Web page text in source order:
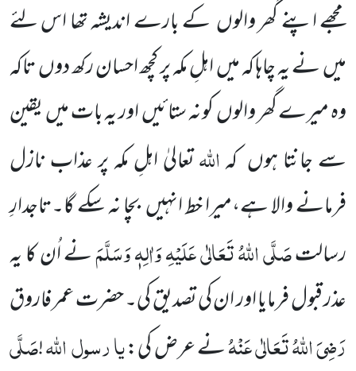
مجھے اپنے گھر والوںکے بارے اندیشہ تھا اس لئے
میںنے یہ چاہا کہ میںاہلِ مکہ پرکچھ احسان رکھ دوںتاکہ
وہ میرے گھر والوںکو نہ ستائیںاور یہ بات میںیقین
سے جانتا ہوںکہاللّٰہتعالیٰ اہلِ مکہ پرعذاب نازل
فرمانےوالا ہے،میرا خط انہیںبچا نہ سکے گا۔تاجدارِ
رسالتصَلَّی اللّٰہُ تَعَالٰی عَلَیْہِ وَاٰلِہٖ وَسَلَّمَنے اُن کا یہ
عذرقبول فرمایا اور ان کی تصدیق کی۔ حضرت عمر فاروق
رَضِیَ اللّٰہُ تَعَالٰی عَنْہُنے عرض کی:یارسولاللّٰہ!صَلَّی